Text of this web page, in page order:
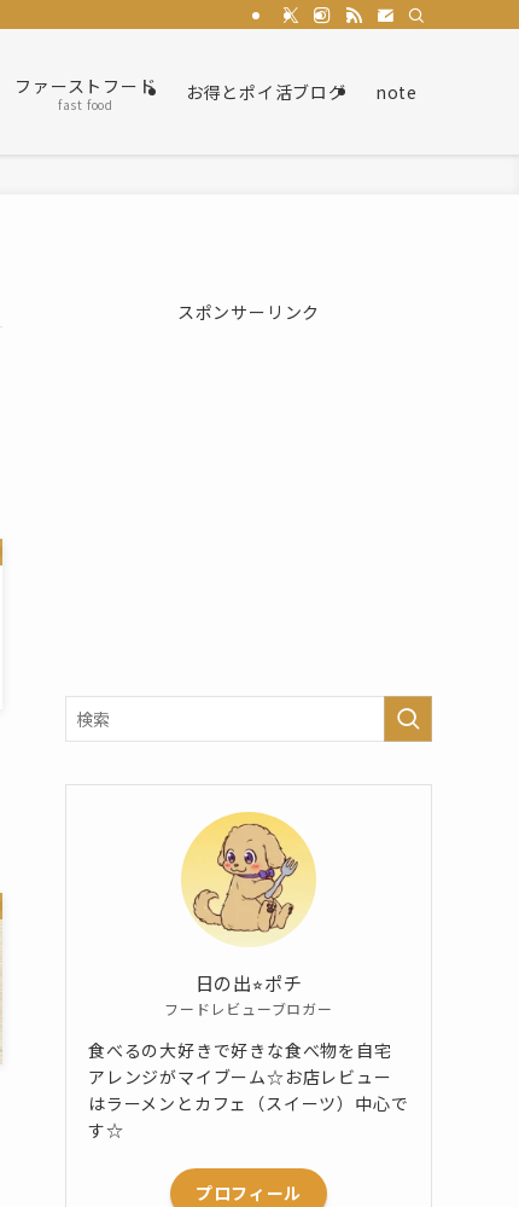
ファーストフード
fast food
お得とポイ活ブログ note
スポンサーリンク
日の出⭐︎ポチ
フードレビューブロガー
食べるの大好きで好きな食べ物を自宅
アレンジがマイブーム☆お店レビュー
はラーメンとカフェ（スイーツ）中心で
す☆
プロフィール